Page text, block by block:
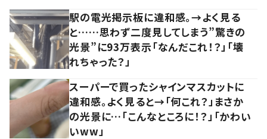
駅の電光掲示板に違和感。→よく見る
と……思わず二度見してしまう”驚きの
光景”に93万表示「なんだこれ！？」「壊
れちゃった？」
スーパーで買ったシャインマスカットに
違和感。よく見ると→「何これ？」まさか
の光景に…「こんなところに！？」「かわい
いww」